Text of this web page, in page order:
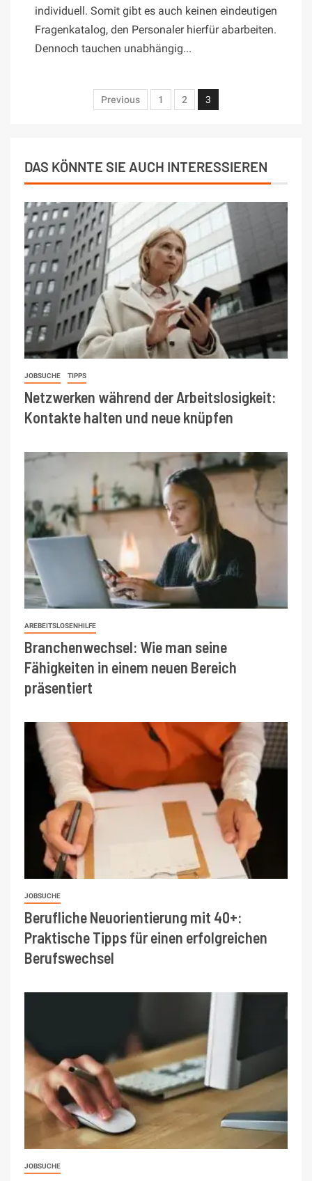
individuell. Somit gibt es auch keinen eindeutigen
Fragenkatalog, den Personaler hierfür abarbeiten.
Dennoch tauchen unabhängig...
Previous 1 2 3
DAS KÖNNTE SIE AUCH INTERESSIEREN
JOBSUCHE TIPPS
Netzwerken während der Arbeitslosigkeit:
Kontakte halten und neue knüpfen
AREBEITSLOSENHILFE
Branchenwechsel: Wie man seine
Fähigkeiten in einem neuen Bereich
präsentiert
JOBSUCHE
Berufliche Neuorientierung mit 40+:
Praktische Tipps für einen erfolgreichen
Berufswechsel
JOBSUCHE